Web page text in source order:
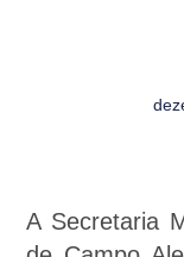
A Secretaria